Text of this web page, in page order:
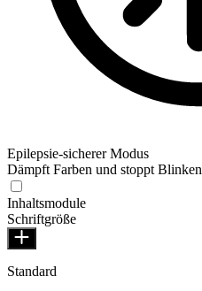
Epilepsie-sicherer Modus
Dämpft Farben und stoppt Blinken
Inhaltsmodule
Schriftgröße
Standard